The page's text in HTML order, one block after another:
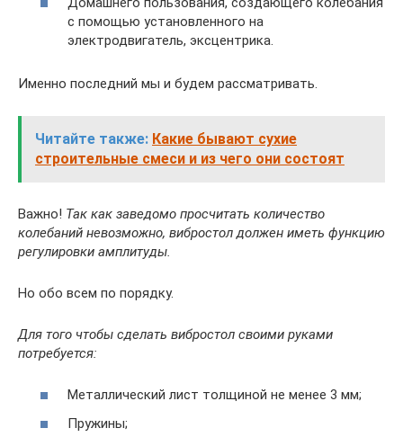
с помощью установленного на
электродвигатель, эксцентрика.
Именно последний мы и будем рассматривать.
Читайте также: Какие бывают сухие
строительные смеси и из чего они состоят
Важно! Так как заведомо просчитать количество
колебаний невозможно, вибростол должен иметь функцию
регулировки амплитуды.
Но обо всем по порядку.
Для того чтобы сделать вибростол своими руками
потребуется:
Металлический лист толщиной не менее 3 мм;
Пружины;